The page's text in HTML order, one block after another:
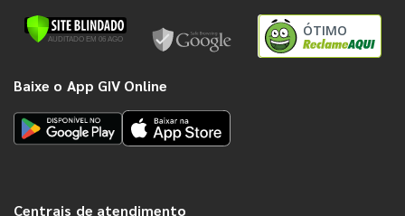
ÓTIMO
Baixe o App GIV Online
Centrais de atendimento